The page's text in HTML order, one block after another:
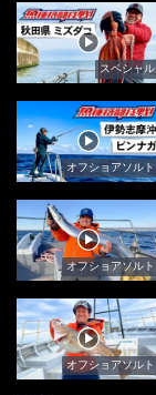
スペシャル
オフショアソルト
オフショアソルト
オフショアソルト